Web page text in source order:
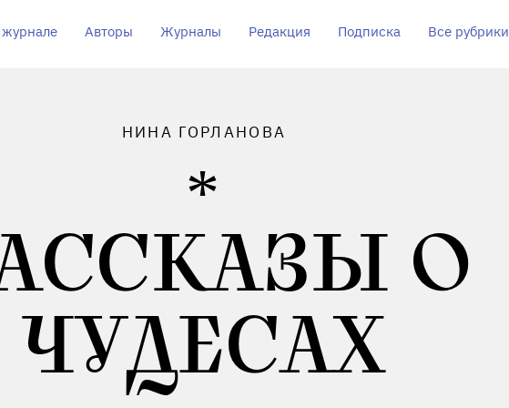
Авторы Журналы Редакция Подписка Все рубрики
НИНА ГОРЛАНОВА
О
ЧУДЕСАХ